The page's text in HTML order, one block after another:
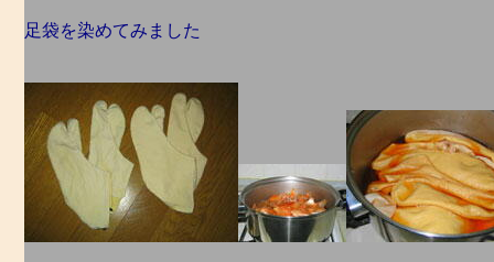
足袋を染めてみました